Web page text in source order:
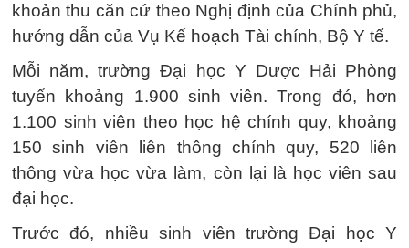
khoản thu căn cứ theo Nghị định của Chính phủ,
hướng dẫn của Vụ Kế hoạch Tài chính, Bộ Y tế.
Mỗi năm, trường Đại học Y Dược Hải Phòng
tuyển khoảng 1.900 sinh viên. Trong đó, hơn
1.100 sinh viên theo học hệ chính quy, khoảng
150 sinh viên liên thông chính quy, 520 liên
thông vừa học vừa làm, còn lại là học viên sau
đại học.
Trước đó, nhiều sinh viên trường Đại học Y